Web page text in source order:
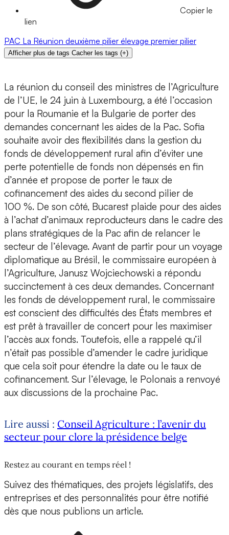
Copier le
lien
PAC La Réunion deuxième pilier élevage premier pilier
Afficher plus de tags Cacher les tags (+)
La réunion du conseil des ministres de l’Agriculture
de l’UE, le 24 juin à Luxembourg, a été l’occasion
pour la Roumanie et la Bulgarie de porter des
demandes concernant les aides de la Pac. Sofia
souhaite avoir des flexibilités dans la gestion du
fonds de développement rural afin d’éviter une
perte potentielle de fonds non dépensés en fin
d’année et propose de porter le taux de
cofinancement des aides du second pilier de
100 %. De son côté, Bucarest plaide pour des aides
à l’achat d’animaux reproducteurs dans le cadre des
plans stratégiques de la Pac afin de relancer le
secteur de l’élevage. Avant de partir pour un voyage
diplomatique au Brésil, le commissaire européen à
l’Agriculture, Janusz Wojciechowski a répondu
succinctement à ces deux demandes. Concernant
les fonds de développement rural, le commissaire
est conscient des difficultés des États membres et
est prêt à travailler de concert pour les maximiser
l’accès aux fonds. Toutefois, elle a rappelé qu’il
n’était pas possible d’amender le cadre juridique
que cela soit pour étendre la date ou le taux de
cofinancement. Sur l’élevage, le Polonais a renvoyé
aux discussions de la prochaine Pac.
Lire aussi : Conseil Agriculture : l’avenir du
secteur pour clore la présidence belge
Restez au courant en temps réel !
Suivez des thématiques, des projets législatifs, des
entreprises et des personnalités pour être notifié
dès que nous publions un article.